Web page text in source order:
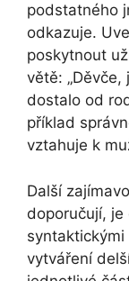
podstatného
odkazuje.
poskytnout
větě:
dostalo od
příklad
vztahuje k
Další
doporučují, je
vytváření